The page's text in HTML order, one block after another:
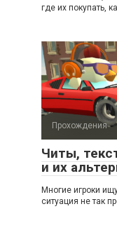
где их покупать,
Прохождения
Читы,
и их
Многие игроки
ситуация не так